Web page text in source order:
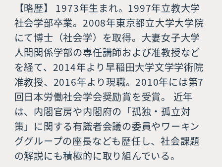
【略歴】 1973年生まれ。1997年立教大学
社会学部卒業。2008年東京都立大学大学院
にて博士（社会学）を取得。大妻女子大学
人間関係学部の専任講師および准教授など
を経て、2014年より早稲田大学文学学術院
准教授、2016年より現職。2010年には第7
回日本労働社会学会奨励賞を受賞。 近年
は、内閣官房や内閣府の「孤独・孤立対
策」に関する有識者会議の委員やワーキン
ググループの座長なども歴任し、社会課題
の解説にも積極的に取り組んでいる。